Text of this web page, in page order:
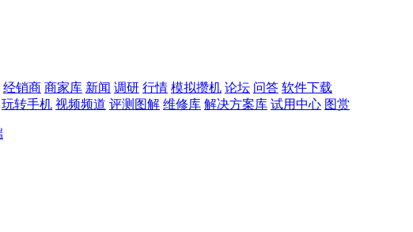
经销商 商家库 新闻 调研 行情 模拟攒机 论坛 问答 软件下载
玩转手机 视频频道 评测图解 维修库 解决方案库 试用中心 图赏